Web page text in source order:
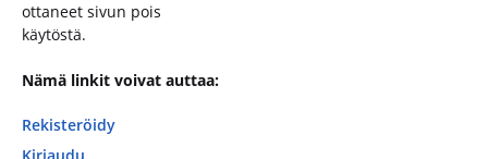
ottaneet sivun pois
käytöstä.
Nämä linkit voivat auttaa:
Rekisteröidy